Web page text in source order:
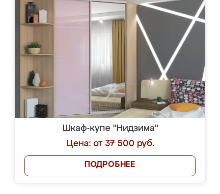
Шкаф-купе "Нидзима"
Цена: от 37 500 руб.
ПОДРОБНЕЕ